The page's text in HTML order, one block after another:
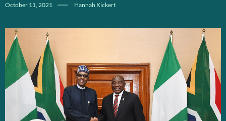
October 11, 2021 Hannah Kickert